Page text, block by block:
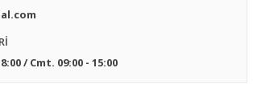
/ Cmt. 09:00 - 15:00